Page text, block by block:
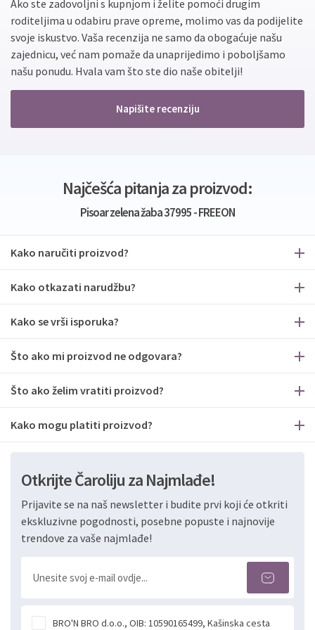
Ako ste zadovoljni s kupnjom i želite pomoći drugim
roditeljima u odabiru prave opreme, molimo vas da podijelite
svoje iskustvo. Vaša recenzija ne samo da obogaćuje našu
zajednicu, već nam pomaže da unaprijedimo i poboljšamo
našu ponudu. Hvala vam što ste dio naše obitelji!
Napišite recenziju
Najčešća pitanja za proizvod:
Pisoar zelena žaba 37995 - FREEON
Kako naručiti proizvod?
Kako otkazati narudžbu?
Kako se vrši isporuka?
Što ako mi proizvod ne odgovara?
Što ako želim vratiti proizvod?
Kako mogu platiti proizvod?
Otkrijte Čaroliju za Najmlađe!
Prijavite se na naš newsletter i budite prvi koji će otkriti
ekskluzivne pogodnosti, posebne popuste i najnovije
trendove za vaše najmlađe!
BRO'N BRO d.o.o., OIB: 10590165499, Kašinska cesta